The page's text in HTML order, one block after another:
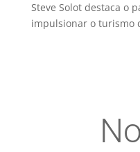
Steve Solot destaca o
impulsionar o turismo